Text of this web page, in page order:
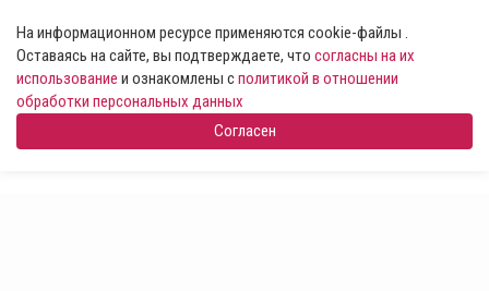
На информационном ресурсе применяются cookie-файлы .
Оставаясь на сайте, вы подтверждаете, что согласны на их
использование и ознакомлены сполитикой в отношении
обработки персональных данных
Согласен